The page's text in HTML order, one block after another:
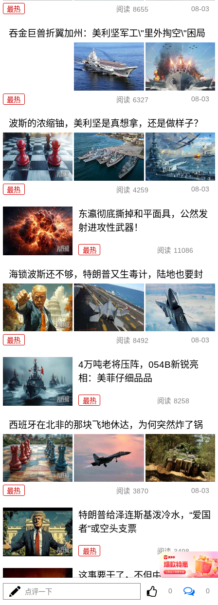
最热 阅读 8655 08-03
吞金巨兽折翼加州：美利坚军工\"里外掏空\"困局
最热 阅读 6327 08-03
波斯的浓缩铀，美利坚是真想拿，还是做样子？
最热 阅读 4259 08-03
东瀛彻底撕掉和平面具，公然发
射进攻性武器！
最热 阅读 11086
海锁波斯还不够，特朗普又生毒计，陆地也要封
最热 阅读 8492 08-03
4万吨老将压阵，054B新锐亮
相：美菲仔细品品
最热 阅读 8258
西班牙在北非的那块飞地休达，为何突然炸了锅
最热 阅读 3870 08-03
特朗普给泽连斯基泼冷水，“爱国
者”或空头支票
最热 阅读 3498
这事要干了，不但中东要爆，世
点评一下 0 0